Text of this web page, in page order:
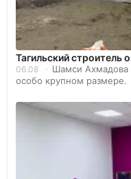
Тагильский строитель
06.08
Шамси Ахмадова
особо крупном размере.